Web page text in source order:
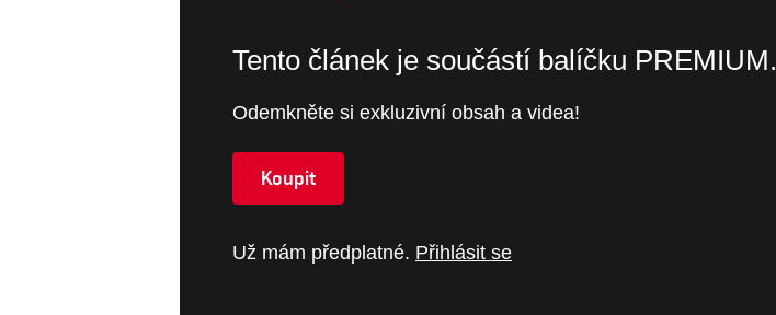
Tento článek je součástí balíčku PREMIUM.
Odemkněte si exkluzivní obsah a videa!
Koupit
Už mám předplatné. Přihlásit se